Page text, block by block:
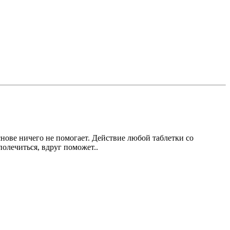
ничего не помогает. Действие любой таблетки со
вдруг поможет..